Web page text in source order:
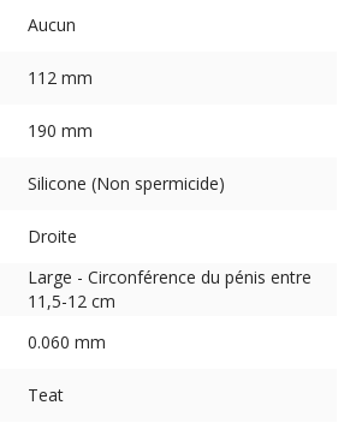
Aucun
112 mm
190 mm
Silicone (Non spermicide)
Droite
Large - Circonférence du pénis entre
11,5-12 cm
0.060 mm
Teat